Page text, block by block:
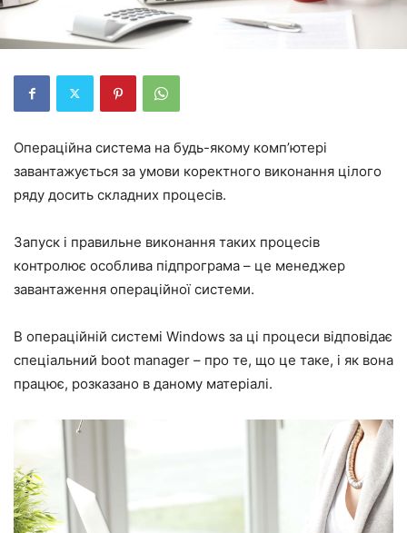
Операційна система на будь-якому комп’ютері
завантажується за умови коректного виконання цілого
ряду досить складних процесів.
Запуск і правильне виконання таких процесів
контролює особлива підпрограма – це менеджер
завантаження операційної системи.
В операційній системі Windows за ці процеси відповідає
спеціальний boot manager – про те, що це таке, і як вона
працює, розказано в даному матеріалі.